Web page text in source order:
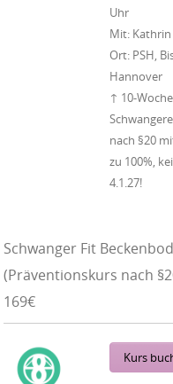
Uhr
Mit:
Ort: PSH,
Hannover
↑ 10-
nach §20
zu 100%,
4.1.27!
Schwanger Fit
(Präventionskurs nach
169€
Kurs